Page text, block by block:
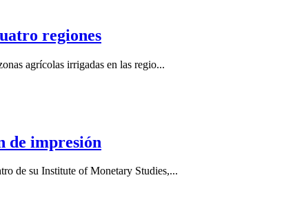
regiones
agrícolas irrigadas en las regio...
de impresión
de su Institute of Monetary Studies,...